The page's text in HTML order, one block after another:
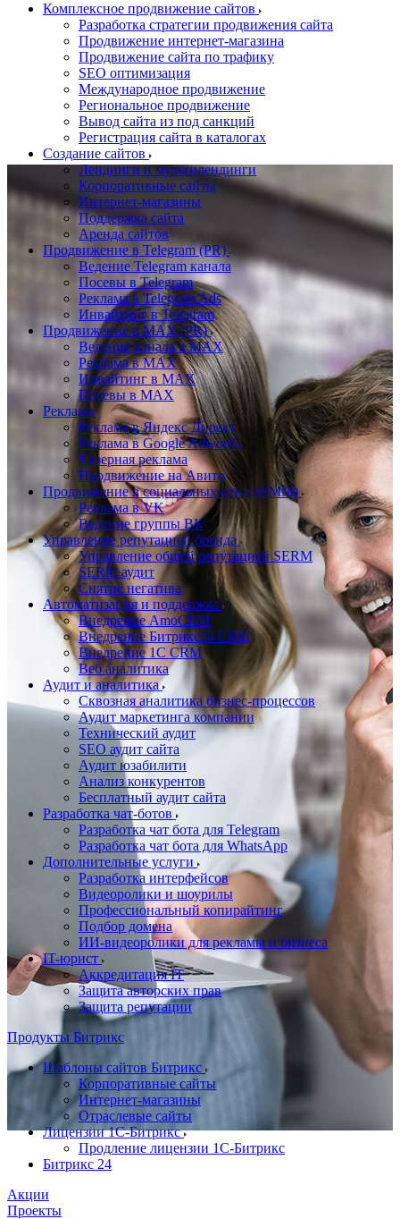
Комплексное продвижение сайтов
Разработка стратегии продвижения сайта
Продвижение интернет-магазина
Продвижение сайта по трафику
SEO оптимизация
Международное продвижение
Региональное продвижение
Вывод сайта из под санкций
Регистрация сайта в каталогах
Создание сайтов
Лендинги и мультилендинги
Корпоративные сайты
Интернет-магазины
Поддержка сайта
Аренда сайтов
Продвижение в Telegram (PR)
Ведение Telegram канала
Посевы в Telegram
Реклама в Telegram Ads
Инвайтинг в Telegram
Продвижение в MAX (PR)
Ведение канала в MAX
Реклама в MAX
Инвайтинг в MAX
Посевы в MAX
Реклама
Реклама в Яндекс Директ
Реклама в Google Adwords
Тизерная реклама
Продвижение на Авито
Продвижение в социальных сетях (SMM)
Реклама в VK
Ведение группы ВК
Управление репутацией бренда
Управление общей репутацией SERM
SERM аудит
Снятие негатива
Автоматизация и поддержка
Внедрение AmoCRM
Внедрение Битрикс24 CRM
Внедрение 1C CRM
Веб аналитика
Аудит и аналитика
Сквозная аналитика бизнес-процессов
Аудит маркетинга компании
Технический аудит
SEO аудит сайта
Аудит юзабилити
Анализ конкурентов
Бесплатный аудит сайта
Разработка чат-ботов
Разработка чат бота для Telegram
Разработка чат бота для WhatsApp
Дополнительные услуги
Разработка интерфейсов
Видеоролики и шоурилы
Профессиональный копирайтинг
Подбор домена
ИИ-видеоролики для рекламы и бизнеса
IT-юрист
Аккредитация IT
Защита авторских прав
Защита репутации
Продукты Битрикс
Шаблоны сайтов Битрикс
Корпоративные сайты
Интернет-магазины
Отраслевые сайты
Лицензии 1С-Битрикс
Продление лицензии 1С-Битрикс
Битрикс 24
Акции
Проекты